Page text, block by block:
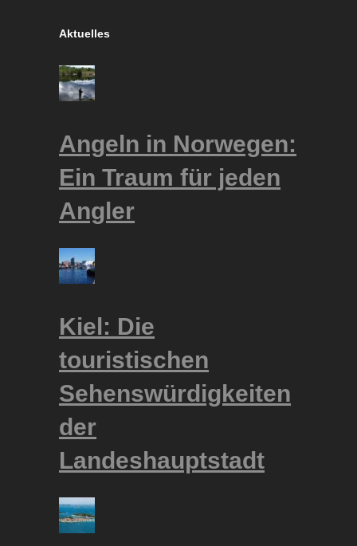
Aktuelles
Angeln in Norwegen:
Ein Traum für jeden
Angler
Kiel: Die
touristischen
Sehenswürdigkeiten
der
Landeshauptstadt